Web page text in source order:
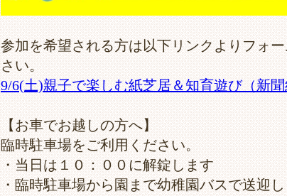
参加を希望される方は以下リンクよりフォ
さい。
9/6(土)親子で楽しむ紙芝居＆知育遊び（新
【お車でお越しの方へ】
臨時駐車場をご利用ください。
・当日は１０：００に解錠します
・臨時駐車場から園まで幼稚園バスで送迎